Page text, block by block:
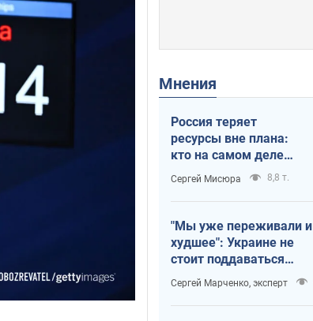
Мнения
Россия теряет
ресурсы вне плана:
кто на самом деле
диктует темп войны
Сергей Мисюра 8,8 т.
"Мы уже переживали и
худшее": Украине не
стоит поддаваться
отчаянию из-за
ракетного террора
Сергей Марченко, эксперт